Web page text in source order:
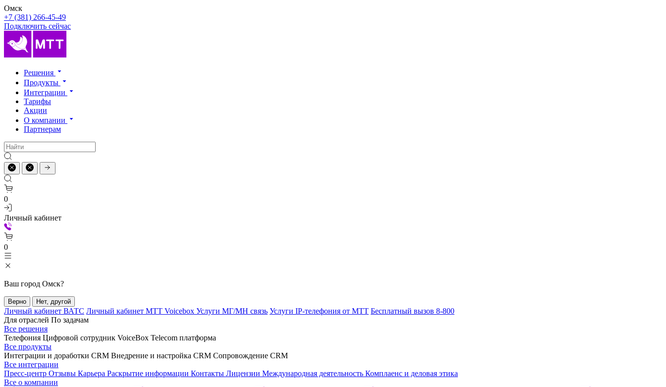
Омск
+7 (381) 266-45-49
Подключить сейчас
Решения
Продукты
Интеграции
Тарифы
Акции
О компании
Партнерам
0
Личный кабинет
0
Ваш город Омск?
Верно Нет, другой
Личный кабинет ВАТС Личный кабинет МТТ Voicebox Услуги МГ/МН связь Услуги IP-телефония от МТТ Бесплатный вызов 8-800
Для отраслей По задачам
Все решения
Телефония Цифровой сотрудник VoiceBox Telecom платформа
Все продукты
Интеграции и доработки CRM Внедрение и настройка CRM Сопровождение CRM
Все интеграции
Пресс-центр Отзывы Карьера Раскрытие информации Контакты Лицензии Международная деятельность Комплаенс и деловая этика
Все о компании